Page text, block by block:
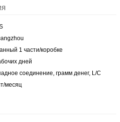
1 части/коробке
дней
соединение, грамм денег, L/C
месяц